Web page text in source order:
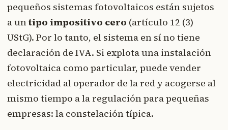
pequeños sistemas fotovoltaicos están sujetos
a untipo impositivo cero (artículo 12 (3)
UStG). Por lo tanto, el sistema en sí no tiene
declaración de IVA. Si explota una instalación
fotovoltaica como particular, puede vender
electricidad al operador de la red y acogerse al
mismo tiempo a la regulación para pequeñas
empresas: la constelación típica.